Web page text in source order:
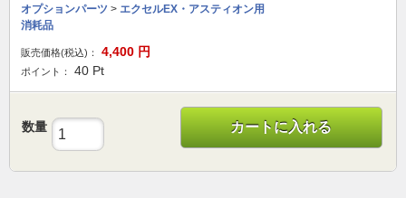
オプションパーツ > エクセルEX・アスティオン用
消耗品
販売価格(税込)： 4,400 円
ポイント： 40 Pt
数量 カートに入れる